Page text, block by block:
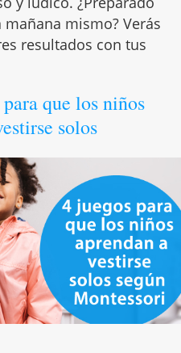
mismo? Verás
resultados con tus
que los niños
solos